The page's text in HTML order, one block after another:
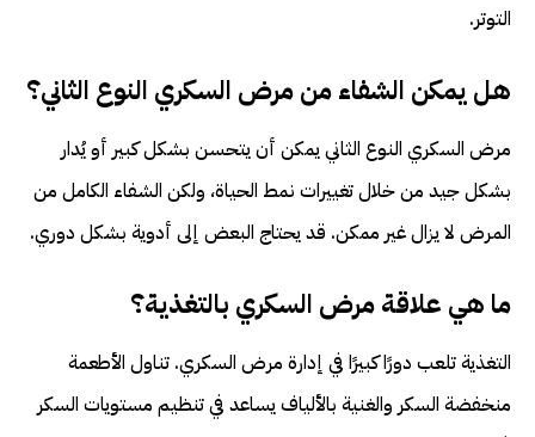
التوتر.
هل يمكن الشفاء من مرض السكري النوع الثاني؟
مرض السكري النوع الثاني يمكن أن يتحسن بشكل كبير أو يُدار
بشكل جيد من خلال تغييرات نمط الحياة، ولكن الشفاء الكامل من
المرض لا يزال غير ممكن. قد يحتاج البعض إلى أدوية بشكل دوري.
ما هي علاقة مرض السكري بالتغذية؟
التغذية تلعب دورًا كبيرًا في إدارة مرض السكري. تناول الأطعمة
منخفضة السكر والغنية بالألياف يساعد في تنظيم مستويات السكر